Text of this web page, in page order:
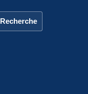
Recherche